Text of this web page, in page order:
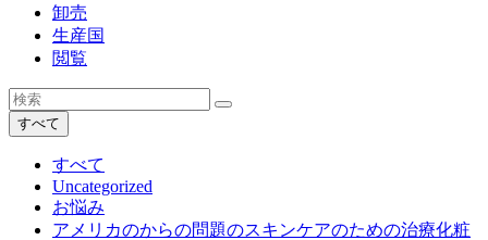
卸売
生産国
閲覧
すべて
すべて
Uncategorized
お悩み
アメリカのからの問題のスキンケアのための治療化粧